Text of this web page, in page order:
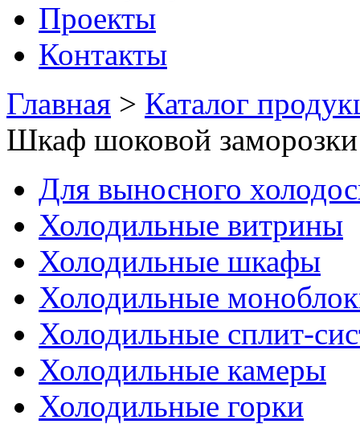
Проекты
Контакты
Главная > Каталог
Шкаф шоковой
Для выносного
Холодильные витрины
Холодильные шкафы
Холодильные
Холодильные сплит-
Холодильные камеры
Холодильные горки